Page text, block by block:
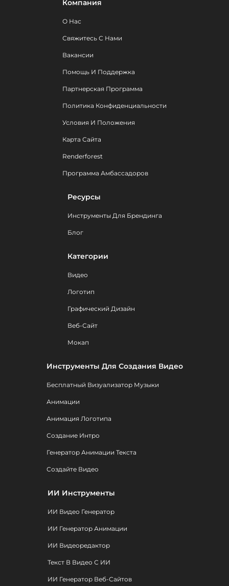
Компания
О Нас
Свяжитесь С Нами
Вакансии
Помощь И Поддержка
Партнерская Программа
Политика Конфиденциальности
Условия И Положения
Карта Сайта
Renderforest
Программа Амбассадоров
Ресурсы
Инструменты Для Брендинга
Блог
Категории
Видео
Логотип
Графический Дизайн
Веб-Сайт
Мокап
Инструменты Для Создания Видео
Бесплатный Визуализатор Музыки
Анимации
Анимация Логотипа
Создание Интро
Генератор Анимации Текста
Создайте Видео
ИИ Инструменты
ИИ Видео Генератор
ИИ Генератор Анимации
ИИ Видеоредактор
Текст В Видео С ИИ
ИИ Генератор Веб-Сайтов